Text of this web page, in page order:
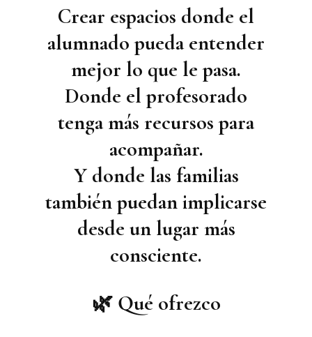
Crear espacios donde el
alumnado pueda entender
mejor lo que le pasa.
Donde el profesorado
tenga más recursos para
acompañar.
Y donde las familias
también puedan implicarse
desde un lugar más
consciente.
🌿 Qué ofrezco